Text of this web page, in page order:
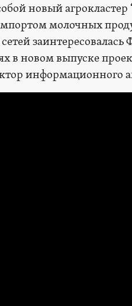
новый
молочных
заинтересовалась
в новом выпуске
информационного